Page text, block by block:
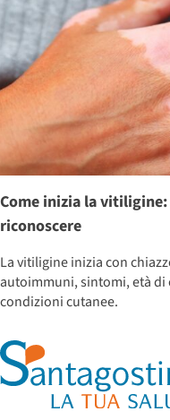
Come inizia la
riconoscere
La vitiligine inizia con
autoimmuni, sintomi, età
condizioni cutanee.